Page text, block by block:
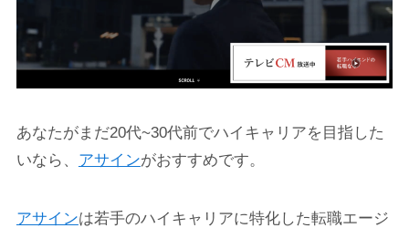
あなたがまだ20代~30代前でハイキャリアを目指した
いなら、 アサインがおすすめです。
アサインは若手のハイキャリアに特化した転職エージ